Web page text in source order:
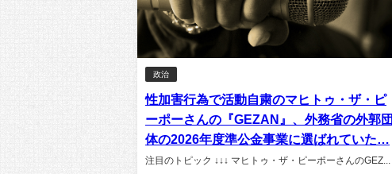
政治
性加害行為で活動自粛のマヒトゥ・ザ・ピ
ーポーさんの『GEZAN』、外務省の外郭団
体の2026年度準公金事業に選ばれていた…
注目のトピック ↓↓↓ マヒトゥ・ザ・ピーポーさんのGEZ...